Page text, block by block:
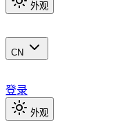
外观
CN
登录
外观